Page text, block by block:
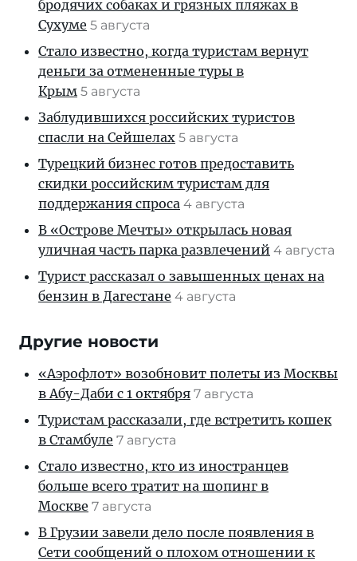
бродячих собаках и грязных пляжах в
Сухуме 5 августа
Стало известно, когда туристам вернут
деньги за отмененные туры в
Крым 5 августа
Заблудившихся российских туристов
спасли на Сейшелах 5 августа
Турецкий бизнес готов предоставить
скидки российским туристам для
поддержания спроса 4 августа
В «Острове Мечты» открылась новая
уличная часть парка развлечений 4 августа
Турист рассказал о завышенных ценах на
бензин в Дагестане 4 августа
Другие новости
«Аэрофлот» возобновит полеты из Москвы
в Абу-Даби с 1 октября 7 августа
Туристам рассказали, где встретить кошек
в Стамбуле 7 августа
Стало известно, кто из иностранцев
больше всего тратит на шопинг в
Москве 7 августа
В Грузии завели дело после появления в
Сети сообщений о плохом отношении к